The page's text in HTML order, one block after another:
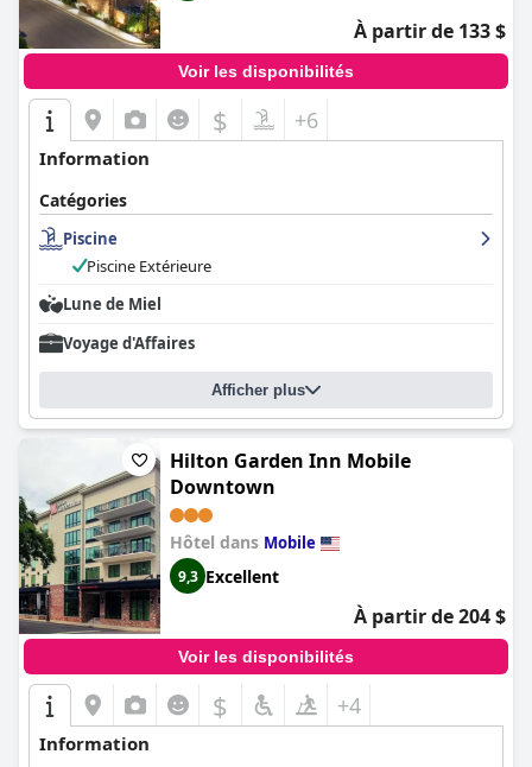
À partir de 133 $
Voir les disponibilités
$ +6
Information
Catégories
Piscine
Piscine Extérieure
Lune de Miel
Voyage d'Affaires
Afficher plus
Hilton Garden Inn Mobile
Downtown
Hôtel dans Mobile
9,3 Excellent
À partir de 204 $
Voir les disponibilités
$ +4
Information